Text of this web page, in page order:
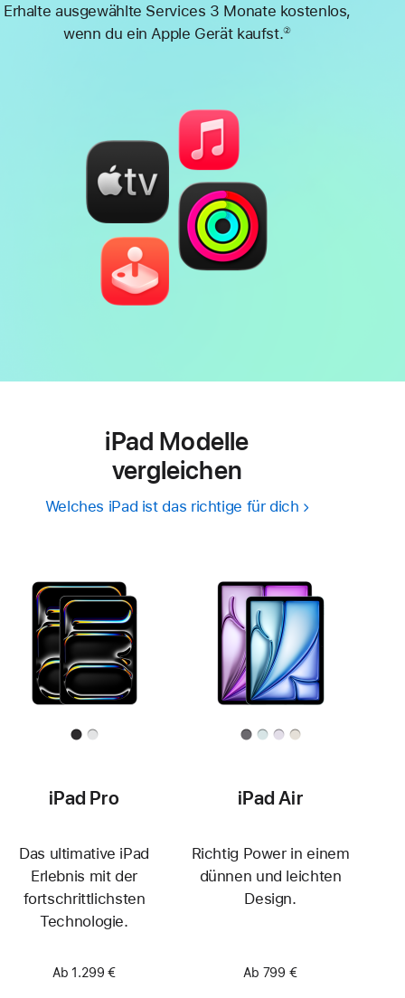
Erhalte ausgewählte Services 3 Monate kostenlos,
wenn du ein Apple Gerät kaufst.②
iPad Modelle
vergleichen
Welches iPad ist das richtige für dich
iPad Pro
Das ultimative iPad
Erlebnis mit der
fortschrittlichsten
Technologie.
Ab 1.299 €
iPad Air
Richtig Power in einem
dünnen und leichten
Design.
Ab 799 €